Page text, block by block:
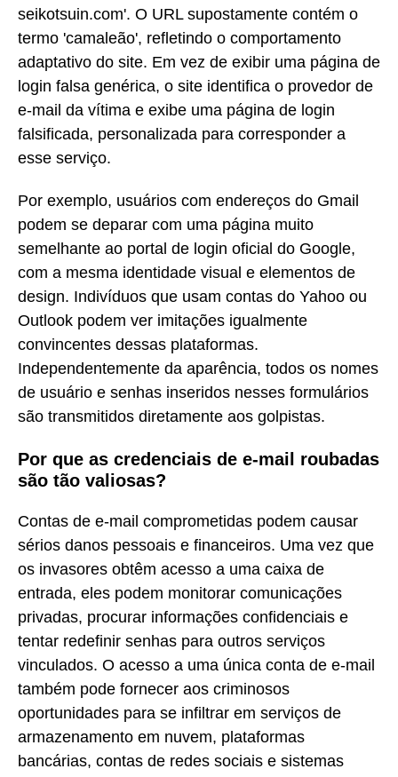
seikotsuin.com'. O URL supostamente contém o
termo 'camaleão', refletindo o comportamento
adaptativo do site. Em vez de exibir uma página de
login falsa genérica, o site identifica o provedor de
e-mail da vítima e exibe uma página de login
falsificada, personalizada para corresponder a
esse serviço.
Por exemplo, usuários com endereços do Gmail
podem se deparar com uma página muito
semelhante ao portal de login oficial do Google,
com a mesma identidade visual e elementos de
design. Indivíduos que usam contas do Yahoo ou
Outlook podem ver imitações igualmente
convincentes dessas plataformas.
Independentemente da aparência, todos os nomes
de usuário e senhas inseridos nesses formulários
são transmitidos diretamente aos golpistas.
Por que as credenciais de e-mail roubadas
são tão valiosas?
Contas de e-mail comprometidas podem causar
sérios danos pessoais e financeiros. Uma vez que
os invasores obtêm acesso a uma caixa de
entrada, eles podem monitorar comunicações
privadas, procurar informações confidenciais e
tentar redefinir senhas para outros serviços
vinculados. O acesso a uma única conta de e-mail
também pode fornecer aos criminosos
oportunidades para se infiltrar em serviços de
armazenamento em nuvem, plataformas
bancárias, contas de redes sociais e sistemas